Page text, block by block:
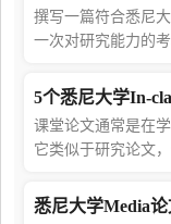
撰写一篇符合悉尼
一次对研究能力的
点，每一点都至关
5个悉尼大学In-
课堂论文通常是在
它类似于研究论文
老师评估学生学术
悉尼大学Media